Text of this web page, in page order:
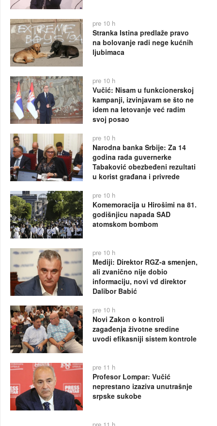
pre 10 h
Stranka Istina predlaže pravo
na bolovanje radi nege kućnih
ljubimaca
pre 10 h
Vučić: Nisam u funkcionerskoj
kampanji, izvinjavam se što ne
idem na letovanje već radim
svoj posao
pre 10 h
Narodna banka Srbije: Za 14
godina rada guvernerke
Tabaković obezbeđeni rezultati
u korist građana i privrede
pre 10 h
Komemoracija u Hirošimi na 81.
godišnjicu napada SAD
atomskom bombom
pre 10 h
Mediji: Direktor RGZ-a smenjen,
ali zvanično nije dobio
informaciju, novi vd direktor
Dalibor Babić
pre 10 h
Novi Zakon o kontroli
zagađenja životne sredine
uvodi efikasniji sistem kontrole
pre 11 h
Profesor Lompar: Vučić
neprestano izaziva unutrašnje
srpske sukobe